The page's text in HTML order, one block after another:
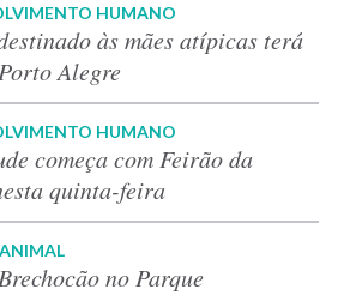
HUMANO
às mães atípicas terá
Alegre
HUMANO
começa com Feirão da
quinta-feira
no Parque